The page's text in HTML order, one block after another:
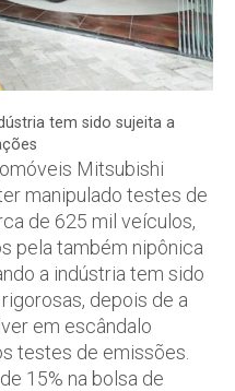
tem sido sujeita a
Mitsubishi
manipulado testes de
de 625 mil veículos,
pela também nipônica
a indústria tem sido
depois de a
em escândalo
testes de emissões.
15% na bolsa de